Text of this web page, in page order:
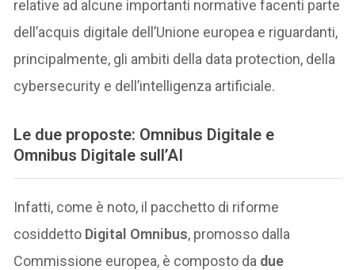
relative ad alcune importanti normative facenti parte
dell’acquis digitale dell’Unione europea e riguardanti,
principalmente, gli ambiti della data protection, della
cybersecurity e dell’intelligenza artificiale.
Le due proposte: Omnibus Digitale e
Omnibus Digitale sull’AI
Infatti, come è noto, il pacchetto di riforme
cosiddetto Digital Omnibus, promosso dalla
Commissione europea, è composto da due